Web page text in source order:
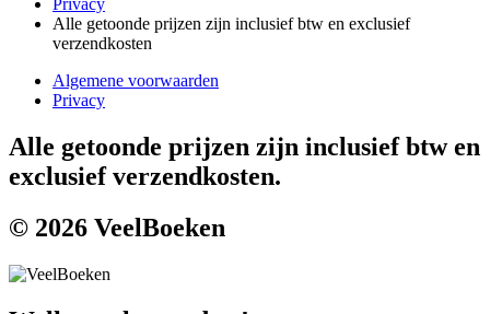
Privacy
Alle getoonde prijzen zijn inclusief btw en exclusief
verzendkosten
Algemene voorwaarden
Privacy
Alle getoonde prijzen zijn inclusief btw en
exclusief verzendkosten.
© 2026 VeelBoeken